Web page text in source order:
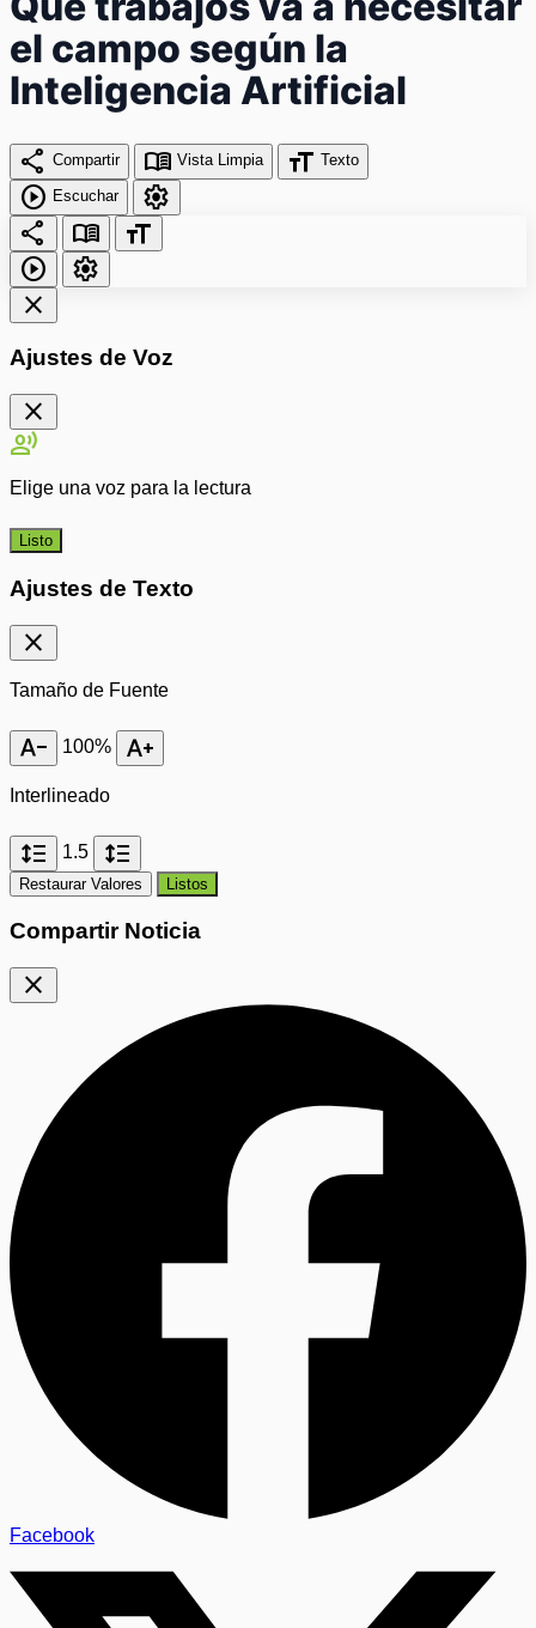
el campo según la
Inteligencia Artificial
share Compartir menu_book Vista Limpia format_size Texto
play_circle Escuchar
settings
share
menu_book
format_size
play_circle
settings
close
Ajustes de Voz
close
record_voice_over
Elige una voz para la lectura
Listo
Ajustes de Texto
close
Tamaño de Fuente
text_decrease 100% text_increase
Interlineado
format_line_spacing 1.5 format_line_spacing
Restaurar Valores Listos
Compartir Noticia
close
Facebook